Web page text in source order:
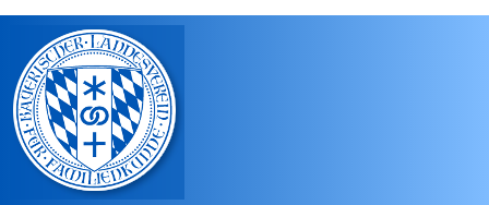
Direkt zum Inhalt